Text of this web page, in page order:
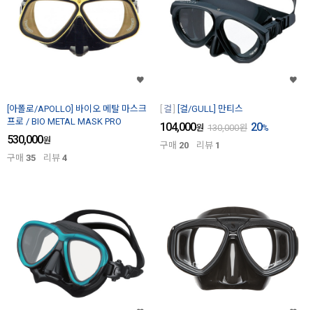
[아폴로/APOLLO] 바이오 메탈 마스크
프로 / BIO METAL MASK PRO
530,000원
구매 35 리뷰 4
걸 [걸/GULL] 만티스
104,000원 130,000원 20%
구매 20 리뷰 1